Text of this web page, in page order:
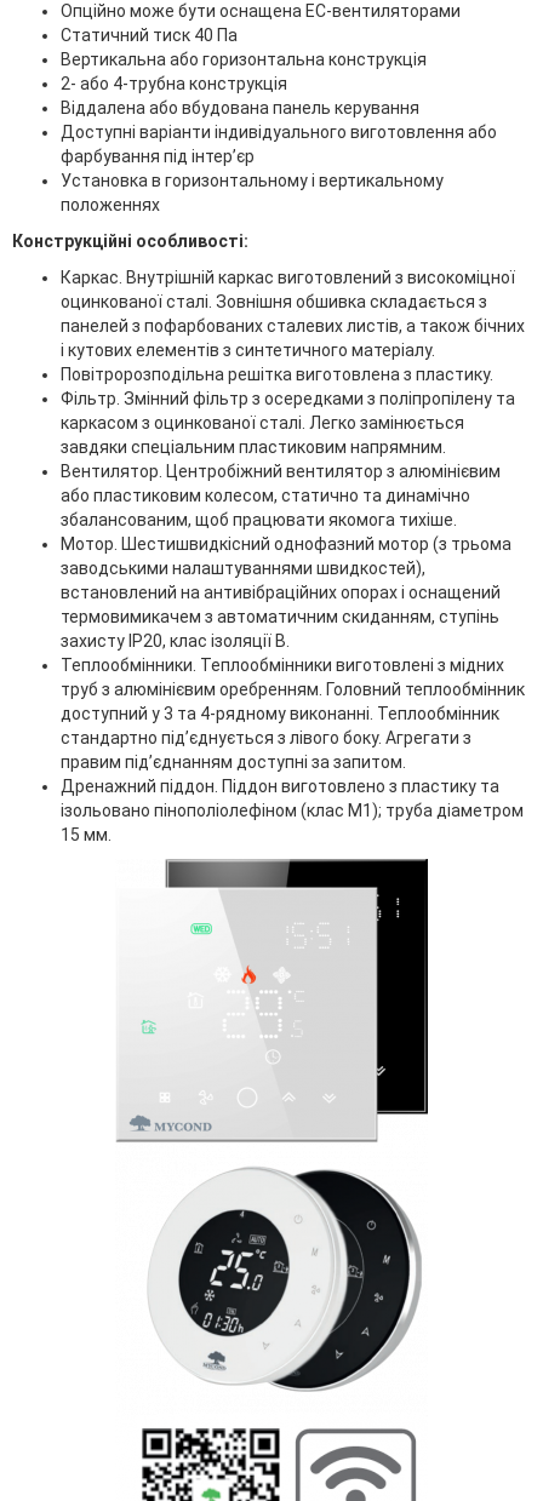
Опційно може бути оснащена EC-вентиляторами
Статичний тиск 40 Па
Вертикальна або горизонтальна конструкція
2- або 4-трубна конструкція
Віддалена або вбудована панель керування
Доступні варіанти індивідуального виготовлення або
фарбування під інтер’єр
Установка в горизонтальному і вертикальному
положеннях
Конструкційні особливості:
Каркас. Внутрішній каркас виготовлений з високоміцної
оцинкованої сталі. Зовнішня обшивка складається з
панелей з пофарбованих сталевих листів, а також бічних
і кутових елементів з синтетичного матеріалу.
Повітророзподільна решітка виготовлена з пластику.
Фільтр. Змінний фільтр з осередками з поліпропілену та
каркасом з оцинкованої сталі. Легко замінюється
завдяки спеціальним пластиковим напрямним.
Вентилятор. Центробіжний вентилятор з алюмінієвим
або пластиковим колесом, статично та динамічно
збалансованим, щоб працювати якомога тихіше.
Мотор. Шестишвидкісний однофазний мотор (з трьома
заводськими налаштуваннями швидкостей),
встановлений на антивібраційних опорах і оснащений
термовимикачем з автоматичним скиданням, ступінь
захисту IP20, клас ізоляції B.
Теплообмінники. Теплообмінники виготовлені з мідних
труб з алюмінієвим оребренням. Головний теплообмінник
доступний у 3 та 4-рядному виконанні. Теплообмінник
стандартно під’єднується з лівого боку. Агрегати з
правим під’єднанням доступні за запитом.
Дренажний піддон. Піддон виготовлено з пластику та
ізольовано пінополіолефіном (клас М1); труба діаметром
15 мм.